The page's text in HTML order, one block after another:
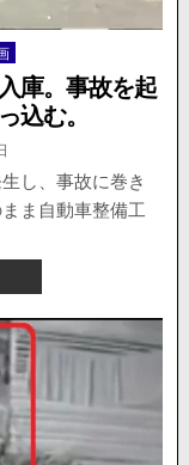
庫。事故を起
込む。
し、事故に巻き
ま自動車整備工